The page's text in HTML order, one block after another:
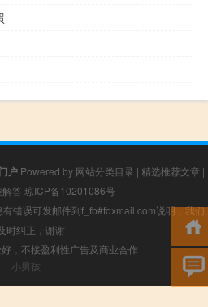
户Powered by 网站分类目录 | 精选推荐文章 |
解答 琼ICP备10201086号
错误可发邮件到f_fb#foxmail.com说明，我们
时纠正，谢谢
，不接盈利性广告及商业合作
小男孩